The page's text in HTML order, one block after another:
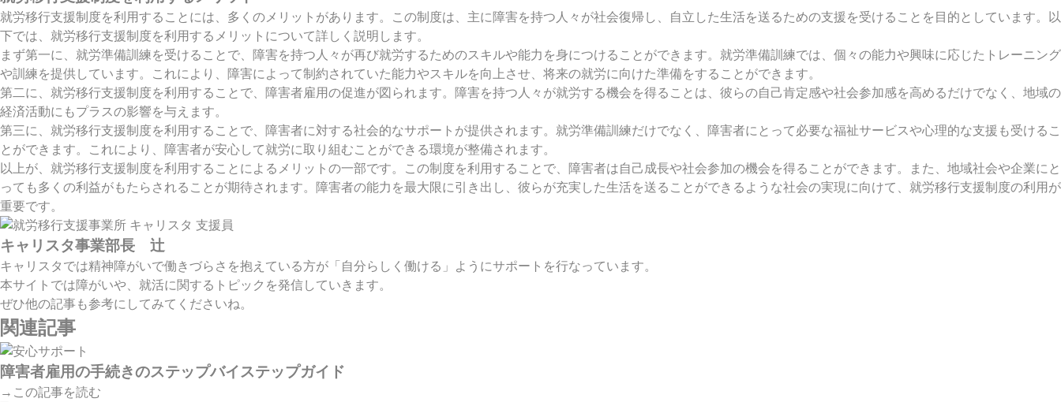
就労移行支援制度を利用することには、多くのメリットがあります。この制度は、主に障害を持つ人々が社会復帰し、自立した生活を送るための支援を受けることを目的としています。以
下では、就労移行支援制度を利用するメリットについて詳しく説明します。
まず第一に、就労準備訓練を受けることで、障害を持つ人々が再び就労するためのスキルや能力を身につけることができます。就労準備訓練では、個々の能力や興味に応じたトレーニング
や訓練を提供しています。これにより、障害によって制約されていた能力やスキルを向上させ、将来の就労に向けた準備をすることができます。
第二に、就労移行支援制度を利用することで、障害者雇用の促進が図られます。障害を持つ人々が就労する機会を得ることは、彼らの自己肯定感や社会参加感を高めるだけでなく、地域の
経済活動にもプラスの影響を与えます。
第三に、就労移行支援制度を利用することで、障害者に対する社会的なサポートが提供されます。就労準備訓練だけでなく、障害者にとって必要な福祉サービスや心理的な支援も受けるこ
とができます。これにより、障害者が安心して就労に取り組むことができる環境が整備されます。
以上が、就労移行支援制度を利用することによるメリットの一部です。この制度を利用することで、障害者は自己成長や社会参加の機会を得ることができます。また、地域社会や企業にと
っても多くの利益がもたらされることが期待されます。障害者の能力を最大限に引き出し、彼らが充実した生活を送ることができるような社会の実現に向けて、就労移行支援制度の利用が
重要です。
キャリスタ事業部長 辻
キャリスタでは精神障がいで働きづらさを抱えている方が「自分らしく働ける」ようにサポートを行なっています。
本サイトでは障がいや、就活に関するトピックを発信していきます。
ぜひ他の記事も参考にしてみてくださいね。
関連記事
障害者雇用の手続きのステップバイステップガイド
→この記事を読む